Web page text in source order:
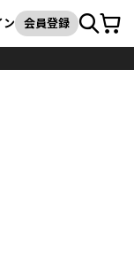
検索
ン 会員登録カート